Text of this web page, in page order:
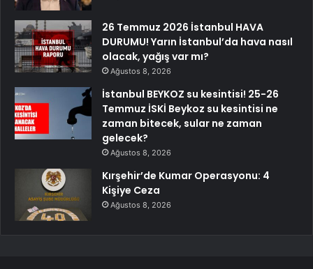
26 Temmuz 2026 İstanbul HAVA
DURUMU! Yarın İstanbul’da hava nasıl
olacak, yağış var mı?
Ağustos 8, 2026
İstanbul BEYKOZ su kesintisi! 25-26
Temmuz İSKİ Beykoz su kesintisi ne
zaman bitecek, sular ne zaman
gelecek?
Ağustos 8, 2026
Kırşehir’de Kumar Operasyonu: 4
Kişiye Ceza
Ağustos 8, 2026